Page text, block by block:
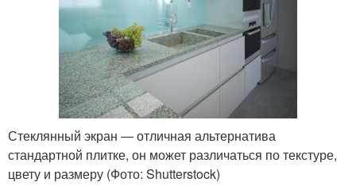
Стеклянный экран — отличная альтернатива
стандартной плитке, он может различаться по текстуре,
цвету и размеру (Фото: Shutterstock)